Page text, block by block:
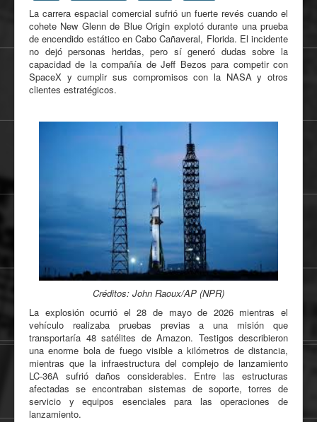
La carrera espacial comercial sufrió un fuerte revés cuando el
cohete New Glenn de Blue Origin explotó durante una prueba
de encendido estático en Cabo Cañaveral, Florida. El incidente
no dejó personas heridas, pero sí generó dudas sobre la
capacidad de la compañía de Jeff Bezos para competir con
SpaceX y cumplir sus compromisos con la NASA y otros
clientes estratégicos.
Créditos: John Raoux/AP (NPR)
La explosión ocurrió el 28 de mayo de 2026 mientras el
vehículo realizaba pruebas previas a una misión que
transportaría 48 satélites de Amazon. Testigos describieron
una enorme bola de fuego visible a kilómetros de distancia,
mientras que la infraestructura del complejo de lanzamiento
LC-36A sufrió daños considerables. Entre las estructuras
afectadas se encontraban sistemas de soporte, torres de
servicio y equipos esenciales para las operaciones de
lanzamiento.